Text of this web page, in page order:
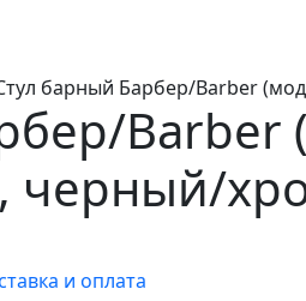
барный Барбер/Barber
Barber
черный/
и оплата